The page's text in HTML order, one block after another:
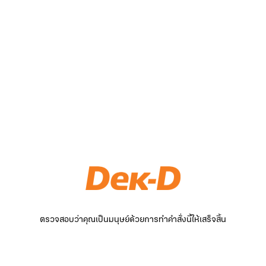
ตรวจสอบว่าคุณเป็นมนุษย์ด้วยการทำคำสั่งนี้ให้เสร็จสิ้น